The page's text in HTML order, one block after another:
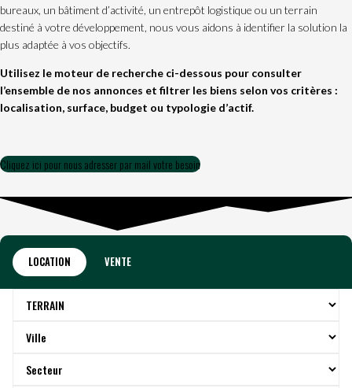
bureaux, un bâtiment d’activité, un entrepôt logistique ou un terrain
destiné à votre développement, nous vous aidons à identifier la solution la
plus adaptée à vos objectifs.
Utilisez le moteur de recherche ci-dessous pour consulter
l’ensemble de nos annonces et filtrer les biens selon vos critères :
localisation, surface, budget ou typologie d’actif.
Cliquez ici pour nous adresser par mail votre besoin
LOCATION VENTE